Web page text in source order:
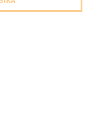
1ks v baleni cca